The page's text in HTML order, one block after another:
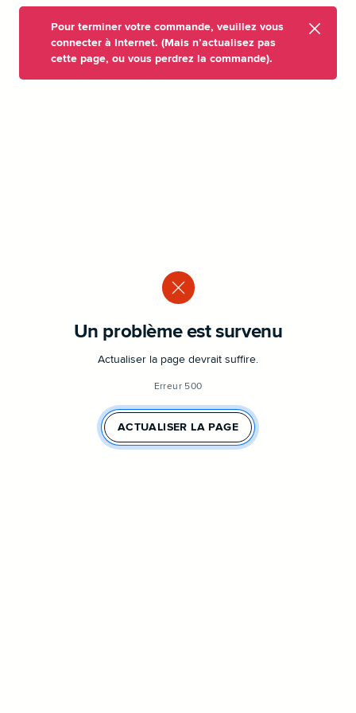
Pour terminer votre commande, veuillez vous
connecter à Internet. (Mais n’actualisez pas
cette page, ou vous perdrez la commande).
Un problème est survenu
Actualiser la page devrait suffire.
Erreur 500
ACTUALISER LA PAGE